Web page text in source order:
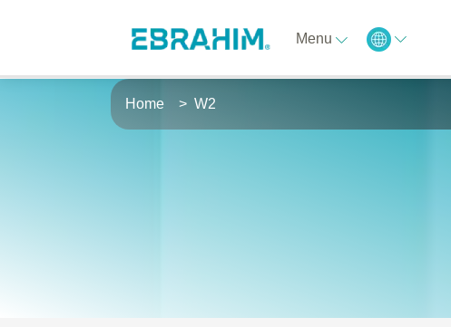
Menu
Home W2